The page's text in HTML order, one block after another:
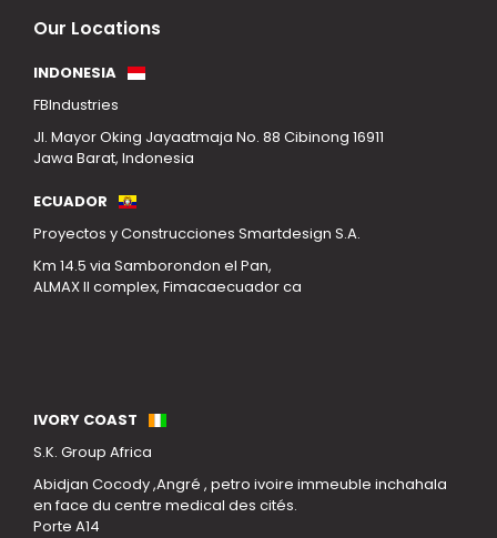
Our Locations
INDONESIA
FBIndustries
Jl. Mayor Oking Jayaatmaja No. 88 Cibinong 16911
Jawa Barat, Indonesia
ECUADOR
Proyectos y Construcciones Smartdesign S.A.
Km 14.5 via Samborondon el Pan,
ALMAX II complex, Fimacaecuador ca
IVORY COAST
S.K. Group Africa
Abidjan Cocody ,Angré , petro ivoire immeuble inchahala
en face du centre medical des cités.
Porte A14